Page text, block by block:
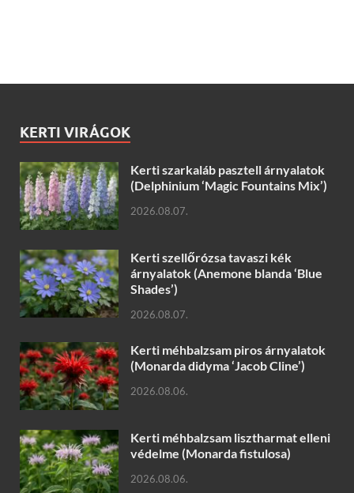
KERTI VIRÁGOK
Kerti szarkaláb pasztell árnyalatok
(Delphinium ‘Magic Fountains Mix’)
2026.08.07.
Kerti szellőrózsa tavaszi kék
árnyalatok (Anemone blanda ‘Blue
Shades’)
2026.08.07.
Kerti méhbalzsam piros árnyalatok
(Monarda didyma ‘Jacob Cline’)
2026.08.06.
Kerti méhbalzsam lisztharmat elleni
védelme (Monarda fistulosa)
2026.08.06.